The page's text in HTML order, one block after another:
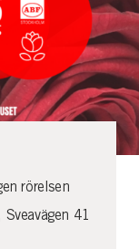
rörelsen
41